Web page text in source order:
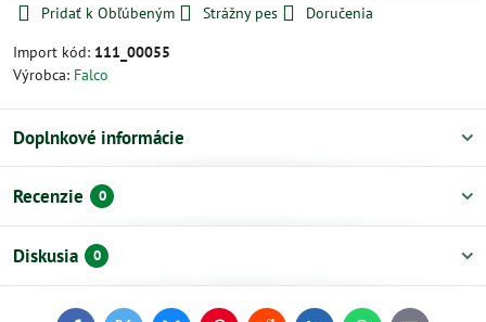
Pridať k Obľúbeným Strážny pes
Doručenia
Import kód: 111_00055
Výrobca: Falco
Doplnkové informácie
Recenzie 0
Diskusia 0